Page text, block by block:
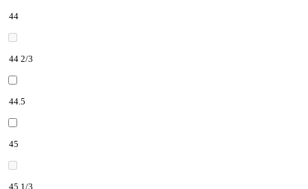
44
44 2/3
44.5
45
45 1/3